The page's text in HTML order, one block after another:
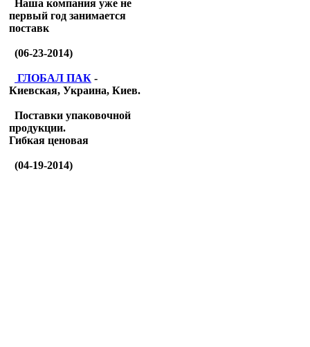
Наша компания уже не
первый год занимается
поставк
(06-23-2014)
ГЛОБАЛ ПАК -
Киевская, Украина, Киев.
Поставки упаковочной
продукции.
Гибкая ценовая
(04-19-2014)